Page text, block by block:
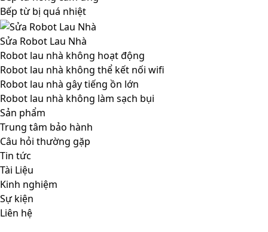
Bếp từ bị quá nhiệt
Sửa Robot Lau Nhà
Robot lau nhà không hoạt động
Robot lau nhà không thể kết nối wifi
Robot lau nhà gây tiếng ồn lớn
Robot lau nhà không làm sạch bụi
Sản phẩm
Trung tâm bảo hành
Câu hỏi thường gặp
Tin tức
Tài Liệu
Kinh nghiệm
Sự kiện
Liên hệ